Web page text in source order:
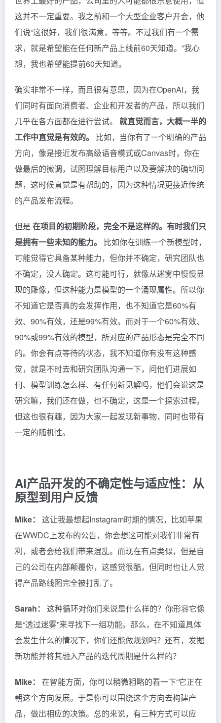
这并不一定重要。我之前和一个大型企业客户开会，他
们说“这很好，我们很满意，等等。不过我们有一个需
求，就是希望能在任何新产品上线前60天知道。”我心
想，我也希望能提前60天知道。
确实非常不一样，而且很有意思，因为在OpenAI，我
们同时有面向消费者、企业和开发者的产品，所以我们
几乎在各方面都在进行尝试。 就直觉而言，大概一半的
工作中直觉是有效的。
比如，当你有了一个明确的产品
方向，像是接近发布高级语音模式或Canvas时，你在
做最后的微调，试图理解目标用户以及要解决的确切问
题，这时候直觉是有帮助的，因为这种情况更接近传统
的产品发布流程。
但是 在项目的初期阶段，完全不是这样的。有时我们只
是拥有一些未知的能力。
比如你在训练一个新模型时，
可能觉得它具备某种能力，但你并不确定，研究团队也
不确定，没人确定。这可能可行，就像从迷雾中慢慢显
现的雕像，但这种能力是模型的一个涌现属性。所以你
不知道它是否真的会发挥作用，也不知道它是60%有
效、90%有效，还是99%有效。而对于一个60%有效、
90%或99%有效的模型，所对应的产品形态是完全不同
的。你会有点等待的状态，我不知道你有没有这种感
觉，就是不时去和研究团队沟通一下，问他们进展如
何、模型训练怎么样、有任何新见解吗，他们会说这是
研究嘛，我们还在做，也不确定，这是一个探索过程。
但这也很有趣，因为大家一起发现新事物，同时也带有
一定的随机性。
AI产品开发的不确定性与适应性：从
原型到用户反馈
Mike：
这让我最想起Instagram时期的情况，比如苹果
在WWDC上发布的公告，你会想这可能对我们非常有
利，或者会给我们带来混乱。而现在有点类似，但是自
己的公司在内部颠覆你，这感觉很酷，但同时也让人觉
得产品路线图完全被打乱了。
Sarah：
这种循环对你们来说是什么样的？你形容它像
是“透过迷雾”来寻找下一组功能。那么，在不知道具体
会发生什么的情况下，你们还能做规划吗？还有，发掘
新功能并将其融入产品的迭代周期是什么样的？
Mike：
在智能方面，你可以稍微粗略的看一下“它正在
朝这个方向发展。于是你可以围绕这个方向去构建产
品，做出相应的决策。总的来说，有三种方式可以应